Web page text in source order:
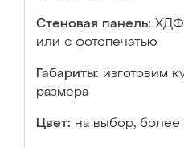
Стеновая панель: ХДФ
или с фотопечатью
Габариты: изготовим
размера
Цвет: на выбор, более